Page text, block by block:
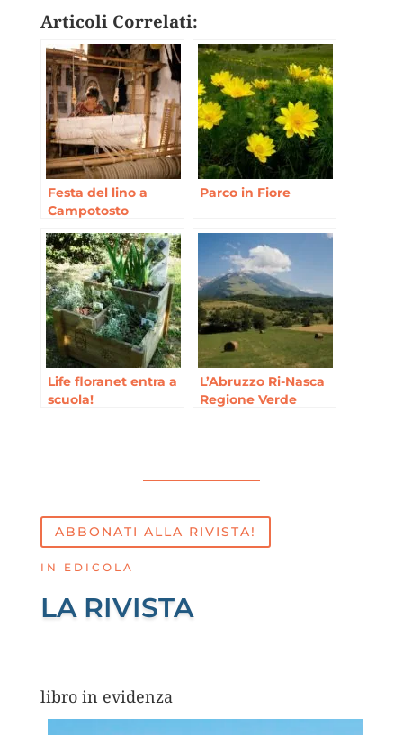
Articoli Correlati:
Festa del lino a
Campotosto
Parco in Fiore
Life floranet entra a
scuola!
L’Abruzzo Ri-Nasca
Regione Verde
ABBONATI ALLA RIVISTA!
IN EDICOLA
LA RIVISTA
libro in evidenza